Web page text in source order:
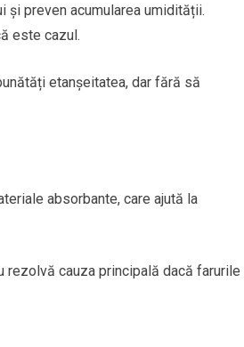
și preven acumularea umidității.
este cazul.
etanșeitatea, dar fără să
absorbante, care ajută la
cauza principală dacă farurile